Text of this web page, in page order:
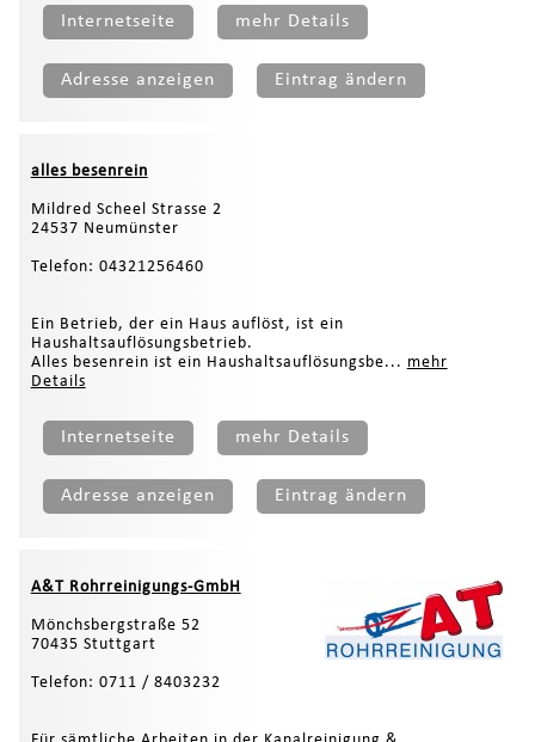
Internetseite mehr Details
Adresse anzeigen Eintrag ändern
alles besenrein
Mildred Scheel Strasse 2
24537 Neumünster
Telefon: 04321256460
Ein Betrieb, der ein Haus auflöst, ist ein
Haushaltsauflösungsbetrieb.
Alles besenrein ist ein Haushaltsauflösungsbe... mehr
Details
Internetseite mehr Details
Adresse anzeigen Eintrag ändern
A&T Rohrreinigungs-GmbH
Mönchsbergstraße 52
70435 Stuttgart
Telefon: 0711 / 8403232